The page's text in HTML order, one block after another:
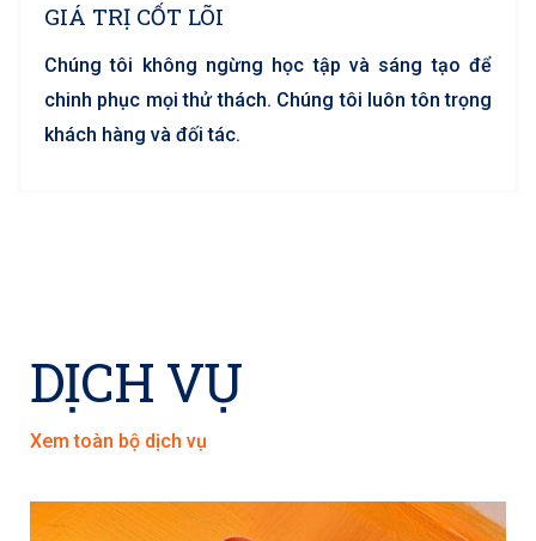
GIÁ TRỊ CỐT LÕI
Chúng tôi không ngừng học tập và sáng tạo để
chinh phục mọi thử thách. Chúng tôi luôn tôn trọng
khách hàng và đối tác.
DỊCH VỤ
Xem toàn bộ dịch vụ